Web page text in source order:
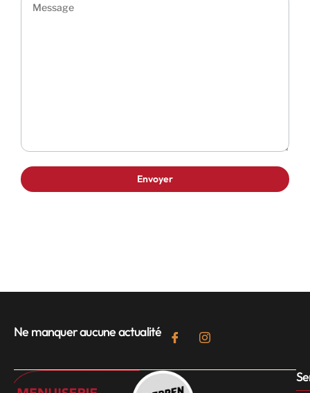
Ne manquer aucune actualité